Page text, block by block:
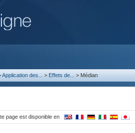
Application des... > Effets de... > Médian
page est disponible en